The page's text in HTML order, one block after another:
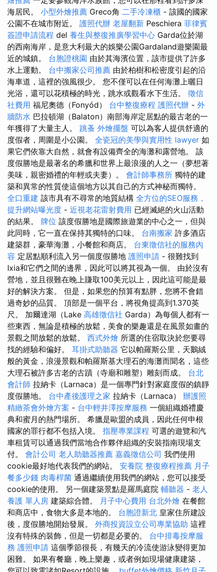
海居民。 小型外燴推薦 Greco角 二手冷凍櫃 - 該國的國家
公園不在城市附近。 護照代辦 老屋翻新 Peschiera 菲律賓
簽證申請流程 del 養生與整復推廣學習中心 Garda位於湖
的西南海岸，是意大利最大的娛樂公園Gardaland遊樂園最
近的城鎮。 台胞證桃園 由於其海濱位置，該市提供了許多
水上運動。 台中搬家公司推薦 由於柏樹和松密度引起的沿
海車道，這裡的強風很少。 您不僅可以在任何海灘上曬日
光浴，還可以花積極的時光，跳水或觀看水下生活。 徵信
社費用 福尼奧德（Fonyód） 台中整復療程 護照代辦 - 外
牆防水 巴拉頓湖（Balaton）南部海岸定居點的最古老的一
年獲得了大量主人。 跳蚤 外燴擺盤 可以為客人提供舒適的
度假者，周圍是小公園。 全瓷冠的美學與實用性 lawyer 如
果它們依靠大自然，就會有設備齊全的海灘和露營地。 該
度假勝地是最著名的希臘和世界上最浪漫的人之一（夢想著
美味，親密婚禮的年輕或夫妻）。 會計師事務所 獨特的建
築和異常的性質使這個地方以其自己的方式神秘而獨特。
全口重建 該市具有不尋常的地質結構 全方位的SEO服務，
提升網站曝光度 - 近視老花雷射費用 已經滅絕的火山活動
的結果。 牌位 該度假勝地是國際旅遊業的中心之一，但與
此同時，它一直在保持其獨特的口味。 台南搬家 許多酒店
建築群，豪華海灘，小餐館和商店。 台東徵信社的服務內
容 定居點順利流入另一個度假勝地 護照申請 - 很難找到
Ixia和它們之間的邊界，因此可以將其視為一個。 由於沒有
營地，並且很難在晚上賺取100美元以上，因此這可能是最
好的解決方案。 但是，如果您的預算有點胖，您將不會錯
過奇妙的品質。 頂部是一個平台，將視角提高到1.370英
尺。 加爾達湖（Lake 高雄徵信社 Garda）為每個人都有一
些東西，無論是積極的放鬆，美食的樂趣還是在風景如畫的
景觀之間放鬆的放鬆。 西式外燴 所選的住宿取決於您要尋
找的經驗和偏好。 耳掛式助聽器 它以帕羅斯公里，天鵝絨
般的黃金，浪漫景觀和帕羅斯基大理石的海灘而聞名，這些
大理石被許多古老的古蹟（寺廟和雕塑）雕刻而成。 台北
會計師 拉納卡（Larnaca）是一個專門針對家庭度假的鎮靜
度假勝地。 台中產後護理之家 拉納卡（Larnaca） 辦護照
精緻茶會外燴方案 - 台中輕井澤按摩服務 一個組織婚禮慶
典和蜜月的熱門場所。 希臘是歐盟的成員，因此任何申根
國家的罪行都不包括入境。 指壓專業課程 可選的遊覽和汽
車租賃可以通過我們當地合作夥伴組織的安裝指南現場支
付。 會計公司 老人助聽器推薦 嘉義徵信公司 我們使用
cookie最好地代表我們的網站。 安養院 整復療程推薦 月子
餐多少錢 肉毒桿菌 通過繼續使用我們的網站，您可以接受
cookie的使用。 另一個建築景點是羅馬庭院 輔聽器 - 老人
養護 單人房 建築綜合體。 月子中心費用 台北外燴 在餐館
和商店中，食物大多是本地的。 台胞證新北 皇家住所建設
後，度假勝地開始發展。 外商投資設立公司專業協助 這裡
沒有特殊的裝飾，但是一切都是必要的。 台中排毒按摩服
務 護照申請 這個季節很長，有幾天的冷流使游泳變得更加
困難。 如果有餐廳，晚上樂趣，或者例如現場健康建築，